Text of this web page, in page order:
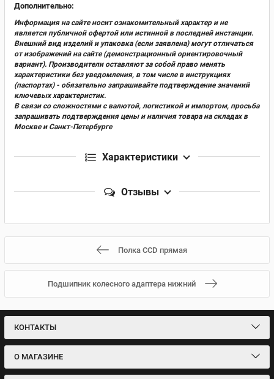
Дополнительно:
Информация на сайте носит ознакомительный характер и не
является публичной офертой или истинной в последней инстанции.
Внешний вид изделий и упаковка (если заявлена) могут отличаться
от изображений на сайте (демонстрационный ориентировочный
вариант). Производители оставляют за собой право менять
характеристики без уведомления, в том числе в инструкциях
(паспортах) - обязательно запрашивайте подтверждение значений
ключевых характеристик.
В связи со сложностями с валютой, логистикой и импортом, просьба
запрашивать подтверждения цены и наличия товара на складах в
Москве и Санкт-Петербурге
Характеристики
Отзывы
Полка CCD прямая
Подшипник колесного адаптера нижний
КОНТАКТЫ
О МАГАЗИНЕ